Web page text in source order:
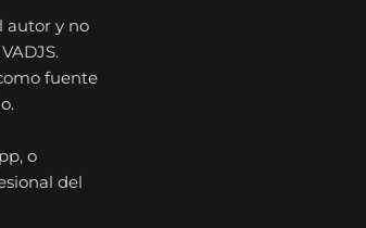
autor y no
fuente
o
del